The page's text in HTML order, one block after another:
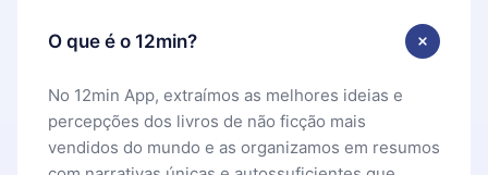
O que é o 12min?
No 12min App, extraímos as melhores ideias e
percepções dos livros de não ficção mais
vendidos do mundo e as organizamos em resumos